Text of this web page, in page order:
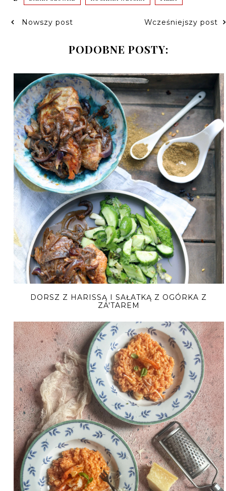
Nowszy post Wcześniejszy post
PODOBNE POSTY:
DORSZ Z HARISSĄ I SAŁATKĄ Z OGÓRKA Z
ZA'TAREM